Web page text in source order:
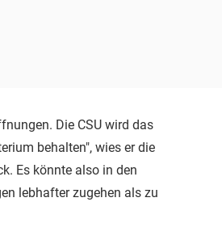
Die CSU wird das
behalten", wies er die
Es könnte also in den
lebhafter zugehen als zu